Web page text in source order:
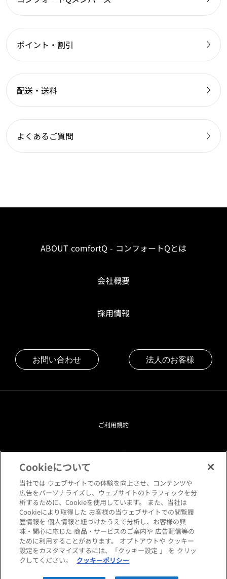
ポイント・割引
配送・送料
よくあるご質問
ABOUT comfortQ - コンフォートQとは
会社概要
採用情報
お問い合わせ 法人のお客様
Copyright © HANKYU HOME STYLING Co.,LTD All rights reserved.
ご利用規約
プライバシーポリシー
クッキーポリシー
閲覧環境について
サイトマップ
Cookieについて
当社では ウェブサイトでの体験を向上させ、コンテンツや
広告をパーソナライズし、ウェブサイトのトラフィックを分
析するために、Cookieを使用しています。 また、当社は
Cookieにより取得した お客様の当ウェブサイトでの閲覧履
歴情報を 個人情報と紐づけたうえで分析し、お客様の興
味・関心に応じた 商品・サービスのご案内や 広告配信等の
ために利用することがあります。 オプトアウトや クッキー
設定をカスタマイズするには、「クッキー設定 」 を クリッ
クしてください。
クッキーポリシー